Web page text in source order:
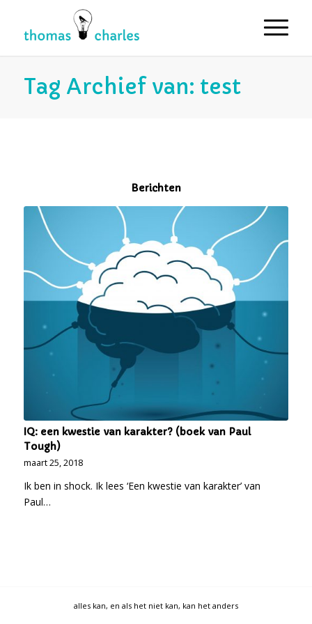
Tag Archief van: test
Berichten
IQ: een kwestie van karakter? (boek van Paul
Tough)
maart 25, 2018
Ik ben in shock. Ik lees ‘Een kwestie van karakter’ van
Paul…
alles kan, en als het niet kan, kan het anders